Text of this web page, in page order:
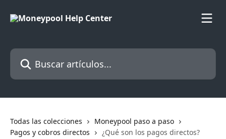
Buscar artículos...
Todas las colecciones
Moneypool paso a paso
Pagos y cobros directos
¿Qué son los pagos directos?